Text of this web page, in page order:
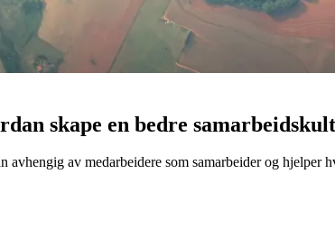
skape en bedre
avhengig av medarbeidere som samarbeider og hjelper